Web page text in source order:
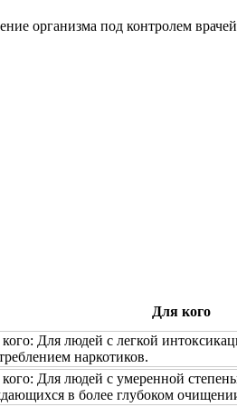
организма под контролем
Для кого
Для людей с легкой
наркотиков.
Для людей с умеренной
в более глубоком